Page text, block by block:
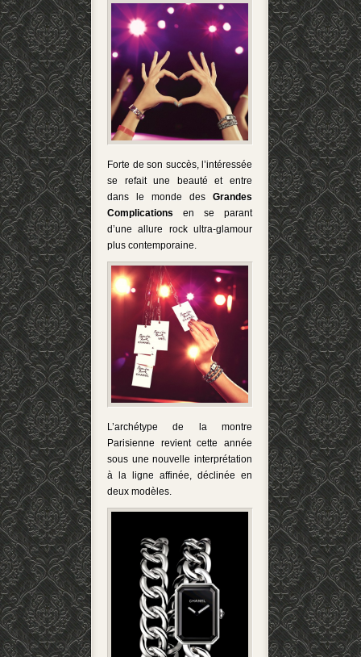
Forte de son succès, l’intéressée
se refait une beauté et entre
dans le monde des Grandes
Complications en se parant
d’une allure rock ultra-glamour
plus contemporaine.
L’archétype de la montre
Parisienne revient cette année
sous une nouvelle interprétation
à la ligne affinée, déclinée en
deux modèles.